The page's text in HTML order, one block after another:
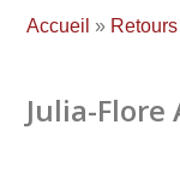
Accueil »
Julia-